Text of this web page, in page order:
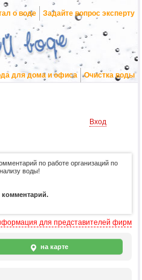
о воде Задайте вопрос эксперту
для дома и офиса Очистка воды
Вход
по работе организаций по
воды!
комментарий.
для представителей фирм
на карте